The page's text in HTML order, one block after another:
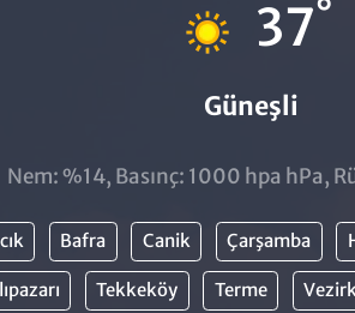
37°
Güneşli
Nem: %14, Basınç: 1000 hpa hPa,
Bafra Canik Çarşamba
Tekkeköy Terme